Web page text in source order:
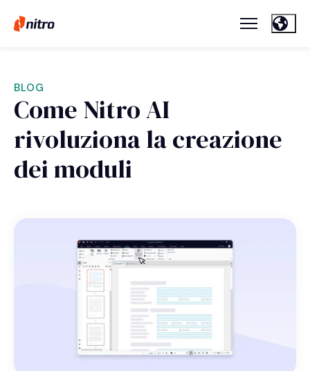
BLOG
Come Nitro AI
rivoluziona la creazione
dei moduli